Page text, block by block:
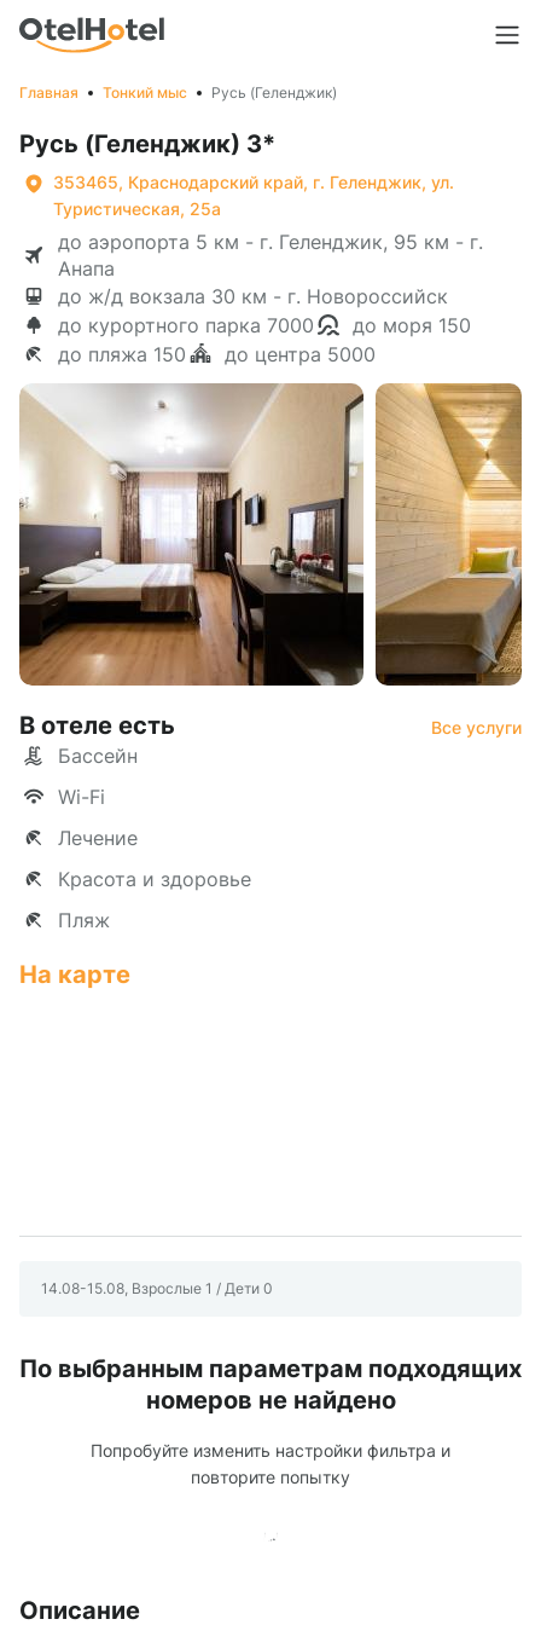
Главная Тонкий мыс Русь (Геленджик)
Русь (Геленджик) 3*
353465, Краснодарский край, г. Геленджик, ул.
Туристическая, 25а
до аэропорта 5 км - г. Геленджик, 95 км - г.
Анапа
до ж/д вокзала 30 км - г. Новороссийск
до курортного парка 7000
до моря 150
до пляжа 150
до центра 5000
В отеле есть Все услуги
Бассейн
Wi-Fi
Лечение
Красота и здоровье
Пляж
На карте
14.08-15.08, Взрослые 1 / Дети 0
По выбранным параметрам подходящих
номеров не найдено
Попробуйте изменить настройки фильтра и
повторите попытку
Описание